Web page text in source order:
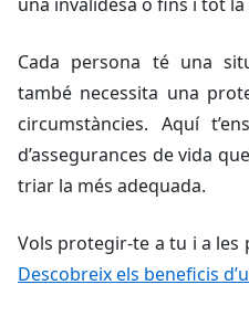
Cada persona té una
també necessita una
circumstàncies. Aquí
d’assegurances de vida
triar la més adequada.
Vols protegir-te a tu i a les
Descobreix els beneficis